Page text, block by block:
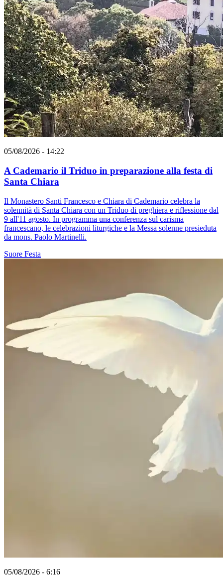
05/08/2026 - 14:22
A Cademario il Triduo in preparazione alla festa di
Santa Chiara
Il Monastero Santi Francesco e Chiara di Cademario celebra la
solennità di Santa Chiara con un Triduo di preghiera e riflessione dal
9 all'11 agosto. In programma una conferenza sul carisma
francescano, le celebrazioni liturgiche e la Messa solenne presieduta
da mons. Paolo Martinelli.
Suore Festa
05/08/2026 - 6:16